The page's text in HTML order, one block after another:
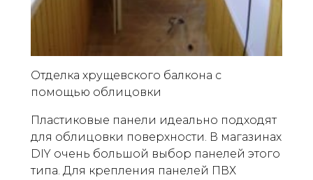
Отделка хрущевского балкона с
помощью облицовки
Пластиковые панели идеально подходят
для облицовки поверхности. В магазинах
DIY очень большой выбор панелей этого
типа. Для крепления панелей ПВХ